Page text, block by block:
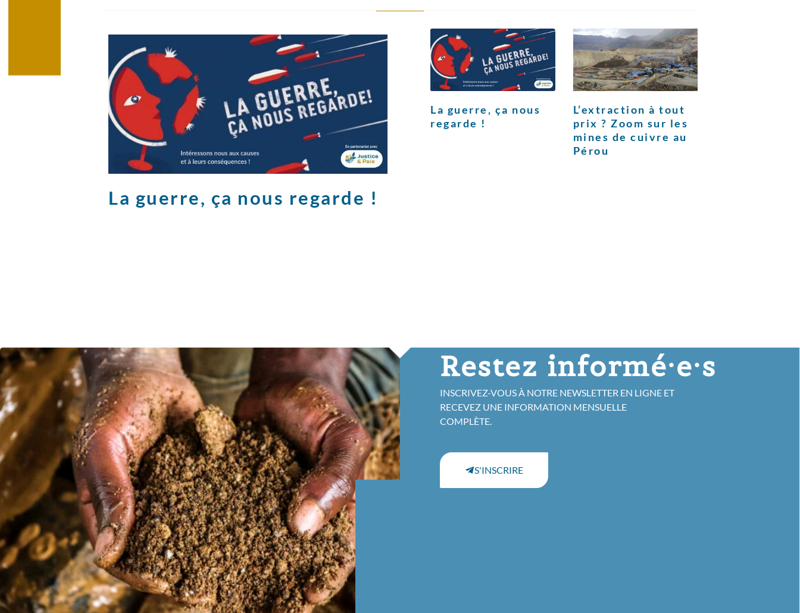
La guerre, ça nous regarde !
La guerre, ça nous
regarde !
L’extraction à tout
prix ? Zoom sur les
mines de cuivre au
Pérou
Restez informé·e·s
INSCRIVEZ-VOUS À NOTRE NEWSLETTER EN LIGNE ET
RECEVEZ UNE INFORMATION MENSUELLE
COMPLÈTE.
S'INSCRIRE